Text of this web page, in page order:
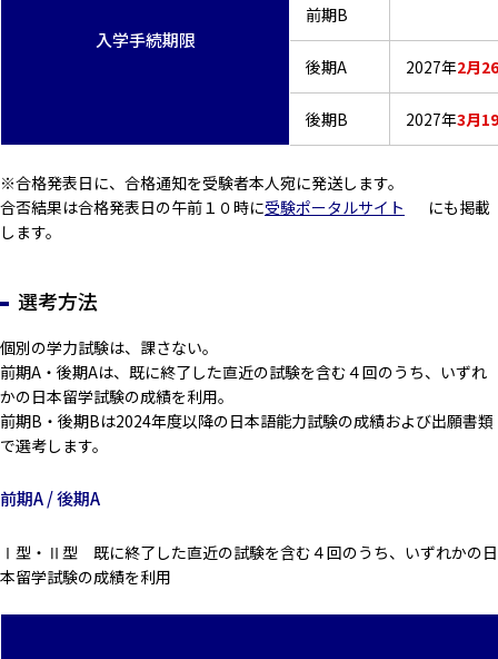
入学手続期限
前期B
後期A 2027年2月
後期B 2027年3月
※合格発表日に、合格通知を受験者本人宛に発送します。
合否結果は合格発表日の午前１０時に受験ポータルサイト
にも掲載
します。
選考方法
個別の学力試験は、課さない。
前期A・後期Aは、既に終了した直近の試験を含む４回のうち、いずれ
かの日本留学試験の成績を利用。
前期B・後期Bは2024年度以降の日本語能力試験の成績および出願書類
で選考します。
前期A / 後期A
Ⅰ型・Ⅱ型 既に終了した直近の試験を含む４回のうち、いずれかの日
本留学試験の成績を利用